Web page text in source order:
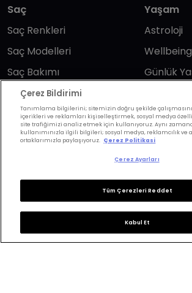
Saç
Saç Renkleri
Saç Modelleri
Saç Bakımı
Saç Kesimi
Erkek Saç
Kuaförler
Yaşam
Astroloji
Wellbeing
Günlük
Yükselen
Kuafor
Çerez Bildirimi
Tanımlama bilgilerini; sitemizin doğru şekilde
içerikleri ve reklamları kişiselleştirmek, sosyal medya
site trafiğimizi analiz etmek için kullanıyoruz. Aynı
kullanımınızla ilgili bilgileri; sosyal medya, reklamcılık ve
ortaklarımızla paylaşıyoruz. Çerez Politikasi
Çerez Ayarları
Tüm Çerezleri Reddet
Kabul Et